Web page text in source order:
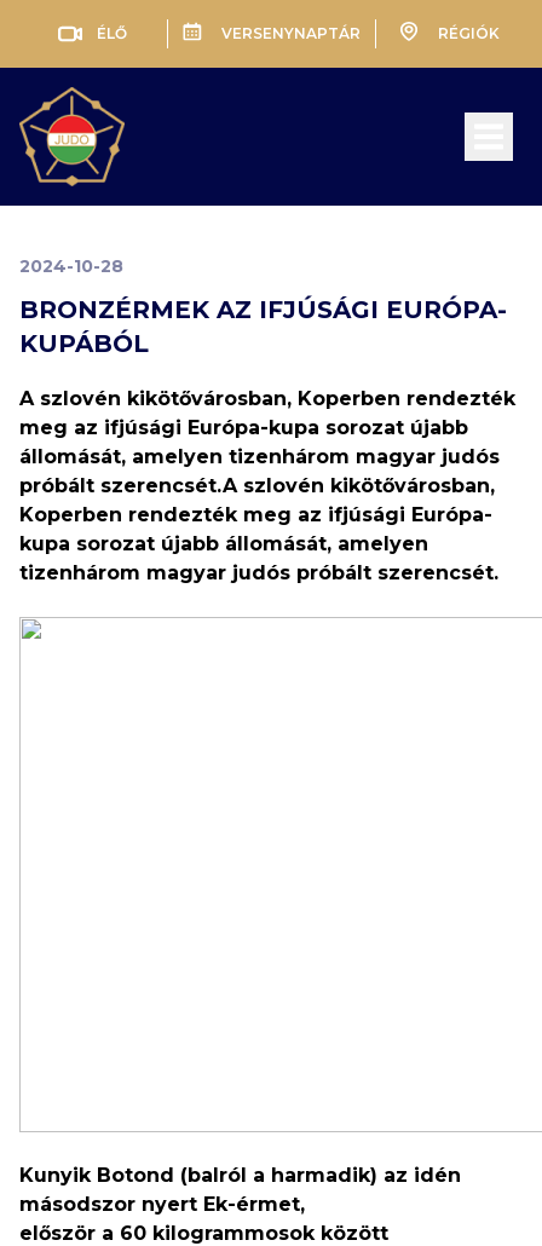
ÉLŐ VERSENYNAPTÁR RÉGIÓK
2024-10-28
BRONZÉRMEK AZ IFJÚSÁGI EURÓPA-
KUPÁBÓL
A szlovén kikötővárosban, Koperben rendezték
meg az ifjúsági Európa-kupa sorozat újabb
állomását, amelyen tizenhárom magyar judós
próbált szerencsét.A szlovén kikötővárosban,
Koperben rendezték meg az ifjúsági Európa-
kupa sorozat újabb állomását, amelyen
tizenhárom magyar judós próbált szerencsét.
Kunyik Botond (balról a harmadik) az idén
másodszor nyert Ek-érmet,
először a 60 kilogrammosok között